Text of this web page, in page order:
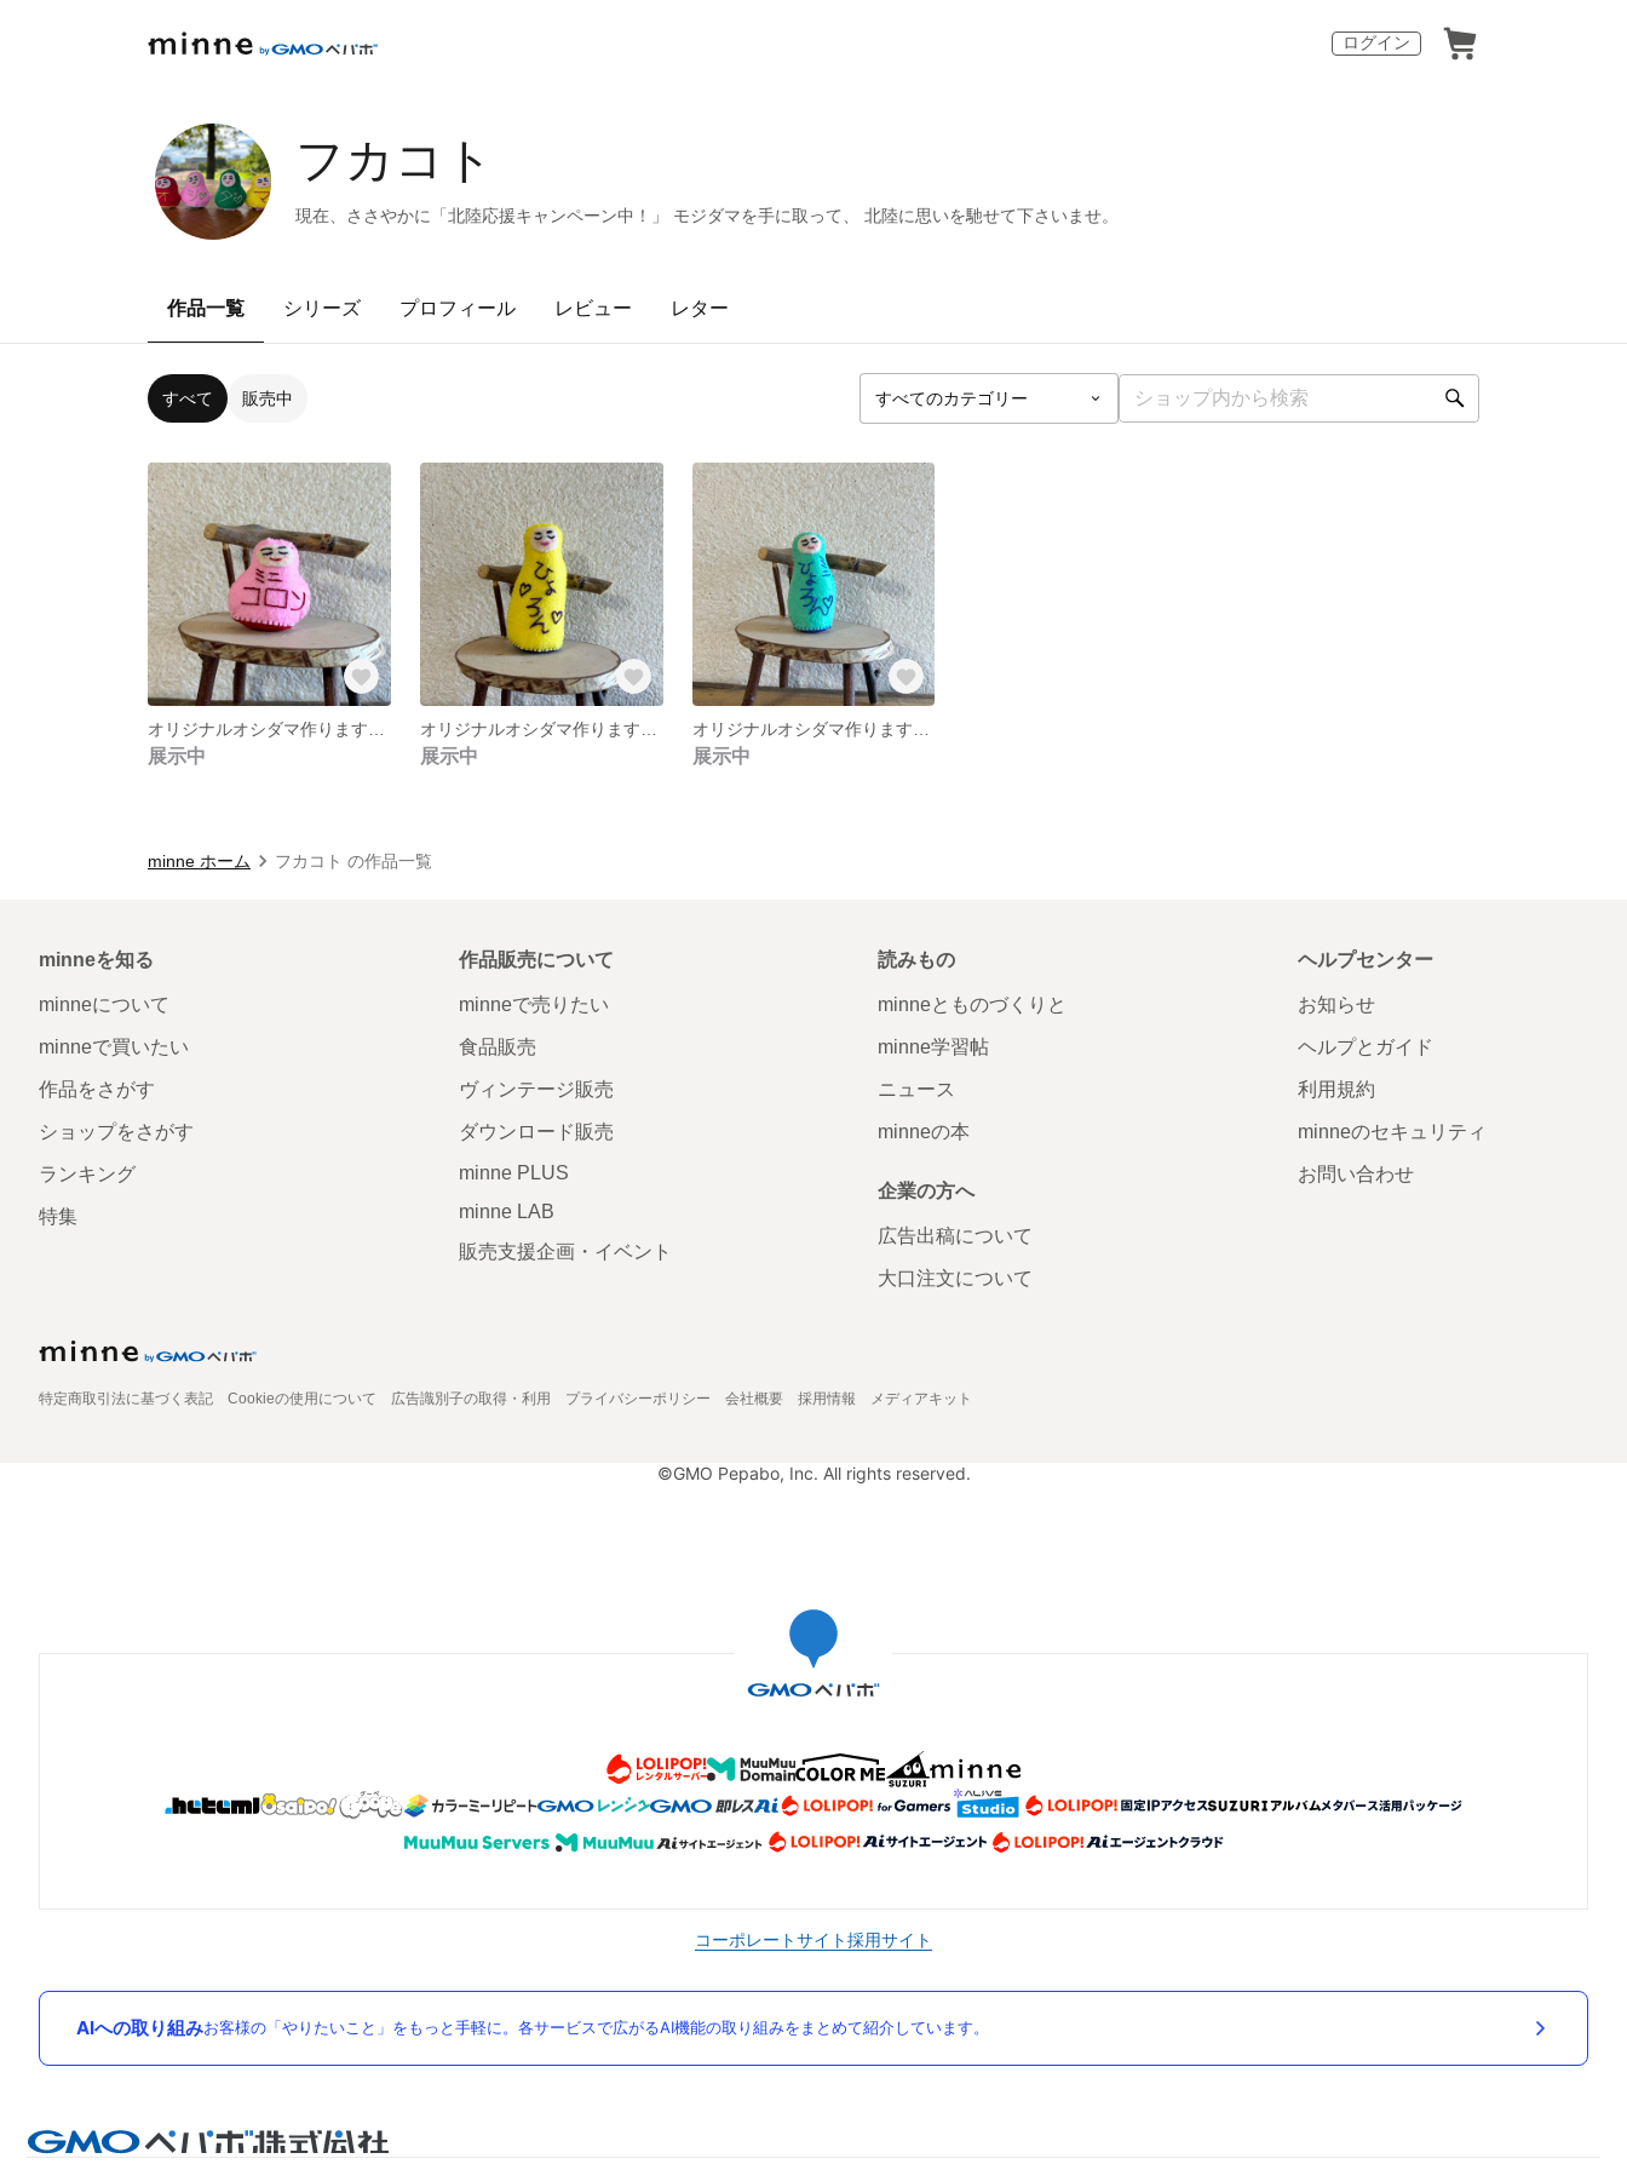
ログイン
フカコト
現在、ささやかに「北陸応援キャンペーン中！」 モジダマを手に取って、 北陸に思いを馳せて下さいませ。
作品一覧 シリーズ プロフィール レビュー レター
すべて 販売中
展示中 展示中 展示中
minne ホーム フカコト の作品一覧
minneを知る
minneについて
minneで買いたい
作品をさがす
ショップをさがす
ランキング
特集
作品販売について
minneで売りたい
食品販売
ヴィンテージ販売
ダウンロード販売
minne PLUS
minne LAB
販売支援企画・イベント
読みもの
minneとものづくりと
minne学習帖
ニュース
minneの本
企業の方へ
広告出稿について
大口注文について
ヘルプセンター
お知らせ
ヘルプとガイド
利用規約
minneのセキュリティ
お問い合わせ
特定商取引法に基づく表記 Cookieの使用について 広告識別子の取得・利用 プライバシーポリシー 会社概要 採用情報 メディアキット
©GMO Pepabo, Inc. All rights reserved.
コーポレートサイト採用サイト
AIへの取り組みお客様の「やりたいこと」をもっと手軽に。各サービスで広がるAI機能の取り組みをまとめて紹介しています。